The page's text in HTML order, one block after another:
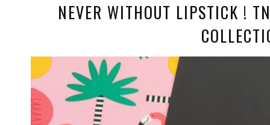
NEVER WITHOUT LIPSTICK !